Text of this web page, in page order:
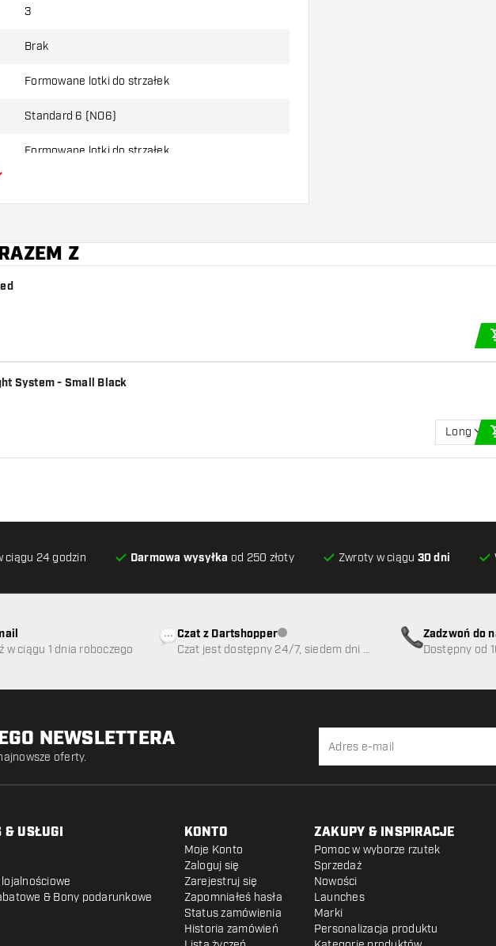
3
Brak
Formowane lotki do strzałek
Standard 6 (NO6)
Formowane lotki do strzałek
Z
System - Small Black
Long
ciągu 24 godzin Darmowa wysyłka od 250 złoty Zwroty w ciągu 30 dni
w ciągu 1 dnia roboczego
Czat z DartshopperObsługa klienta niedostępna
Czat jest dostępny 24/7, siedem dni w
Zadzwoń do
89
Dostępny od
NEWSLETTERA
oferty.
& USŁUGI
& Bony podarunkowe
KONTO
Moje Konto
Zaloguj się
Zarejestruj się
Zapomniałeś hasła
Status zamówienia
Historia zamówień
ZAKUPY & INSPIRACJE
Pomoc w wyborze rzutek
Sprzedaż
Nowości
Launches
Marki
Personalizacja produktu